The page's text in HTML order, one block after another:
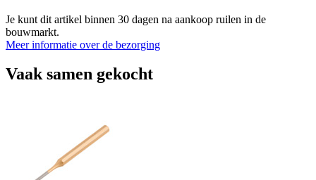
Je kunt dit artikel binnen 30 dagen na aankoop ruilen in de
bouwmarkt.
Meer informatie over de bezorging
Vaak samen gekocht